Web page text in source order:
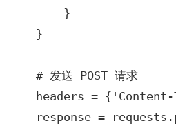
        }
    }
    # 发送 POST 请求
headers =
response =